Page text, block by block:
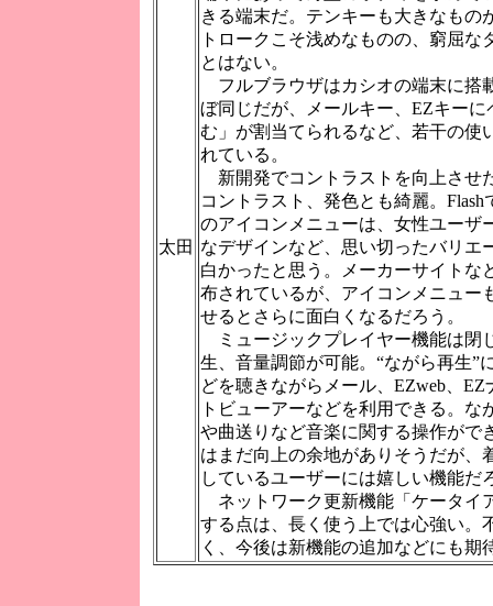
太田
きる端末だ。テンキーも大きなもの
トロークこそ浅めなものの、窮屈な
とはない。
フルブラウザはカシオの端末に搭
ぼ同じだが、メールキー、EZキー
む」が割当てられるなど、若干の使
れている。
新開発でコントラストを向上させ
コントラスト、発色とも綺麗。
のアイコンメニューは、女性ユーザ
なデザインなど、思い切ったバリエ
白かったと思う。メーカーサイトな
布されているが、アイコンメニュー
せるとさらに面白くなるだろう。
ミュージックプレイヤー機能は閉
生、音量調節が可能。“ながら再生”
どを聴きながらメール、EZweb、
トビューアーなどを利用できる。な
や曲送りなど音楽に関する操作がで
はまだ向上の余地がありそうだが、
しているユーザーには嬉しい機能だ
ネットワーク更新機能「ケータイ
する点は、長く使う上では心強い。
く、今後は新機能の追加などにも期